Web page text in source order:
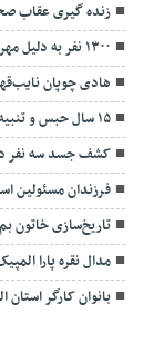
بازدید وزیر راه از
داوران بخش صحنه
شدند
ثبت چهره مشتریان
ناهمخوانی
شهر شده است
بازگشت دانشجوهای
زنده گیری عقاب
۱۳۰۰ نفر به دلیل مهریه در زندان هستند
هادی چوپان نایب‌قهرمان